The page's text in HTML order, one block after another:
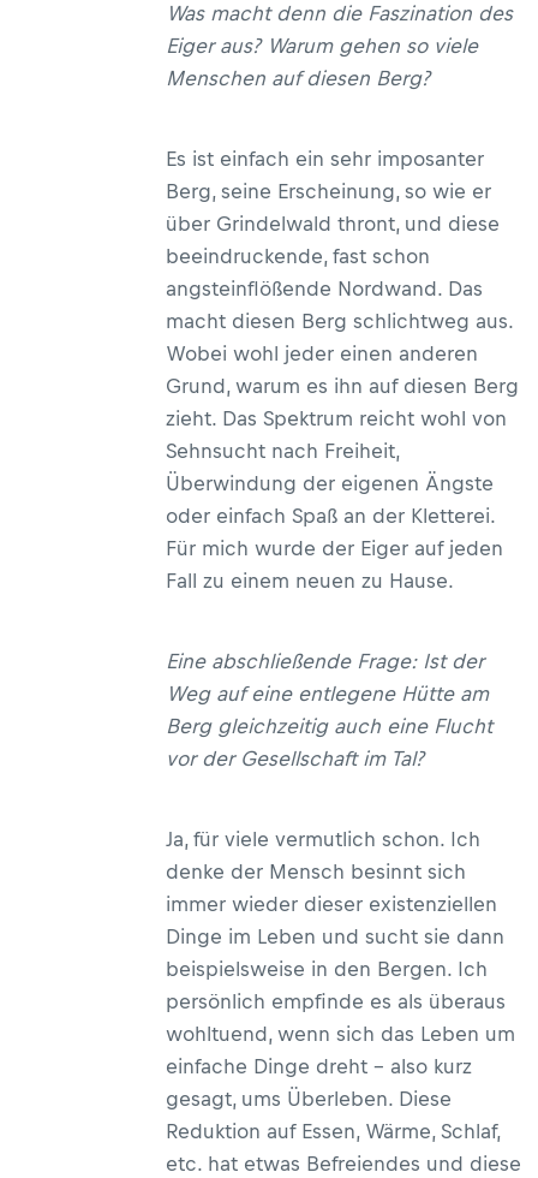
Was macht denn die Faszination des
Eiger aus? Warum gehen so viele
Menschen auf diesen Berg?
Es ist einfach ein sehr imposanter
Berg, seine Erscheinung, so wie er
über Grindelwald thront, und diese
beeindruckende, fast schon
angsteinflößende Nordwand. Das
macht diesen Berg schlichtweg aus.
Wobei wohl jeder einen anderen
Grund, warum es ihn auf diesen Berg
zieht. Das Spektrum reicht wohl von
Sehnsucht nach Freiheit,
Überwindung der eigenen Ängste
oder einfach Spaß an der Kletterei.
Für mich wurde der Eiger auf jeden
Fall zu einem neuen zu Hause.
Eine abschließende Frage: Ist der
Weg auf eine entlegene Hütte am
Berg gleichzeitig auch eine Flucht
vor der Gesellschaft im Tal?
Ja, für viele vermutlich schon. Ich
denke der Mensch besinnt sich
immer wieder dieser existenziellen
Dinge im Leben und sucht sie dann
beispielsweise in den Bergen. Ich
persönlich empfinde es als überaus
wohltuend, wenn sich das Leben um
einfache Dinge dreht – also kurz
gesagt, ums Überleben. Diese
Reduktion auf Essen, Wärme, Schlaf,
etc. hat etwas Befreiendes und diese